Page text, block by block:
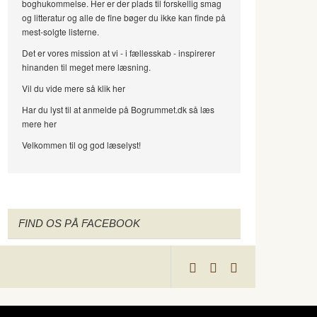
boghukommelse. Her er der plads til forskellig smag
og litteratur og alle de fine bøger du ikke kan finde på
mest-solgte listerne.
Det er vores mission at vi - i fællesskab - inspirerer
hinanden til meget mere læsning.
Vil du vide mere så klik her
Har du lyst til at anmelde på Bogrummet.dk så læs
mere her
Velkommen til og god læselyst!
FIND OS PÅ FACEBOOK